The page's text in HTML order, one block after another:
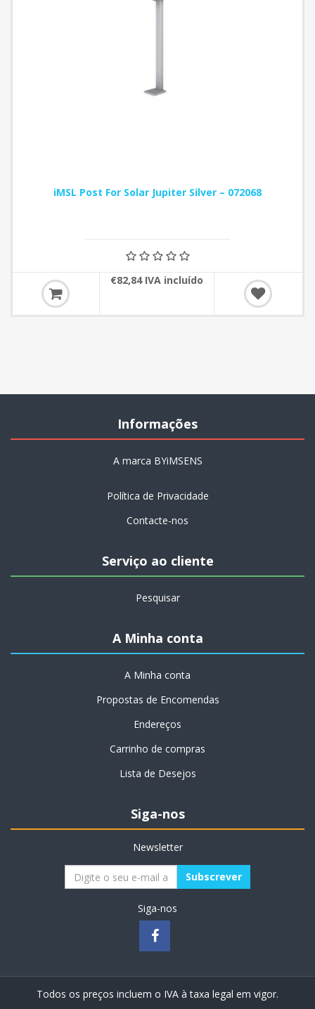
iMSL Post For Solar Jupiter Silver – 072068
€82,84 IVA incluído
Informações
A marca BYiMSENS
Política de Privacidade
Contacte-nos
Serviço ao cliente
Pesquisar
A Minha conta
A Minha conta
Propostas de Encomendas
Endereços
Carrinho de compras
Lista de Desejos
Siga-nos
Newsletter
Siga-nos
Todos os preços incluem o IVA à taxa legal em vigor.